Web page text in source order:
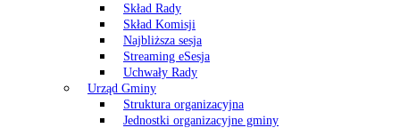
Skład Rady
Skład Komisji
Najbliższa sesja
Streaming eSesja
Uchwały Rady
Urząd Gminy
Struktura organizacyjna
Jednostki organizacyjne gminy